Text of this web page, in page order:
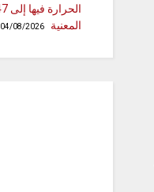
المعنية
04/08/2026